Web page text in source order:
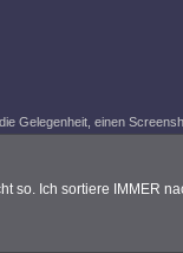
Gelegenheit, einen
so. Ich sortiere IMMER